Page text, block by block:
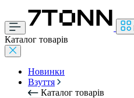
Каталог товарів
Новинки
Взуття
Каталог товарів